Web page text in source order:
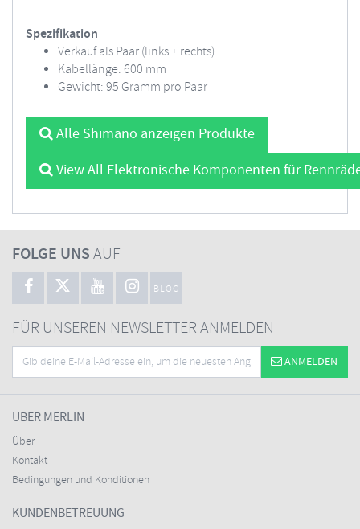
Spezifikation
Verkauf als Paar (links + rechts)
Kabellänge: 600 mm
Gewicht: 95 Gramm pro Paar
Alle Shimano anzeigen Produkte
View All Elektronische Komponenten für
FOLGE UNSAUF
BLOG
FÜR UNSEREN NEWSLETTER ANMELDEN
ANMELDEN
ÜBER MERLIN
Über
Kontakt
Bedingungen und Konditionen
KUNDENBETREUUNG